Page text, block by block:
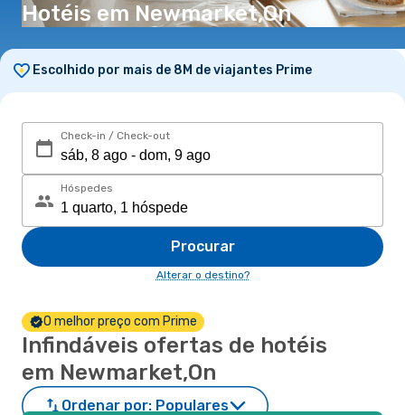
Hotéis em Newmarket,On
Escolhido por mais de 8M de viajantes Prime
Check-in / Check-out
Hóspedes
Procurar
Alterar o destino?
O melhor preço com Prime
Infindáveis ofertas de hotéis
em Newmarket,On
Ordenar por: Populares